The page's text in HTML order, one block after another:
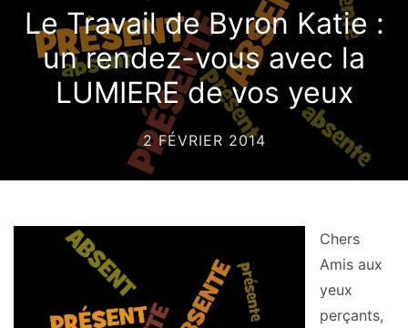
Le Travail de Byron Katie :
un rendez-vous avec la
LUMIERE de vos yeux
2 FÉVRIER 2014
Chers
Amis aux
yeux
perçants,